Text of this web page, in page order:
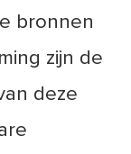
bronnen
zijn de
deze